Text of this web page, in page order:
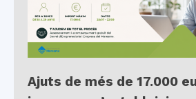
Ajuts de més de 17.000